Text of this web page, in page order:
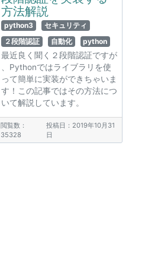
方法解説
python3
セキュリティ
２段階認証
自動化 python
最近良く聞く２段階認証ですが
、Pythonではライブラリを使
って簡単に実装ができちゃいま
す！この記事ではその方法につ
いて解説しています。
閲覧数：
35328
投稿日：2019年10月31
日